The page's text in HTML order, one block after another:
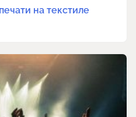
на текстиле